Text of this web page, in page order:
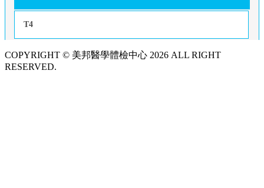
T4
COPYRIGHT © 美邦醫學體檢中心 2026 ALL RIGHT
RESERVED.